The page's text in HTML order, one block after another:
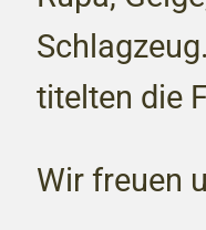
titelten die
Wir freuen